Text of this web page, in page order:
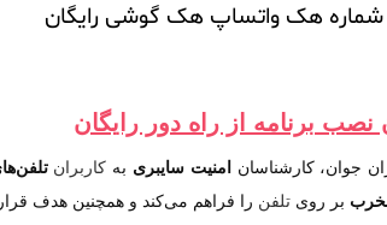
هک واتساپ هک گوشی رایگان
برنامه از راه دور رایگان
جوان، کارشناسان امنیت سایبری به کاربران
بر روی تلفن را فراهم می‌کند و همچنین هدف قرار